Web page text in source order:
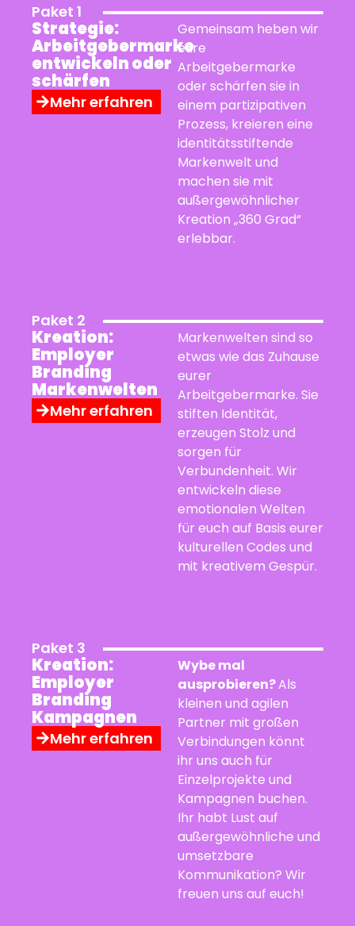
Paket 1
Strategie:
Arbeitgebermarke
entwickeln oder
schärfen
Mehr erfahren
Gemeinsam heben wir
eure
Arbeitgebermarke
oder schärfen sie in
einem partizipativen
Prozess, kreieren eine
identitätsstiftende
Markenwelt und
machen sie mit
außergewöhnlicher
Kreation „360 Grad“
erlebbar.
Paket 2
Kreation:
Employer
Branding
Markenwelten
Mehr erfahren
Markenwelten sind so
etwas wie das Zuhause
eurer
Arbeitgebermarke. Sie
stiften Identität,
erzeugen Stolz und
sorgen für
Verbundenheit. Wir
entwickeln diese
emotionalen Welten
für euch auf Basis eurer
kulturellen Codes und
mit kreativem Gespür.
Paket 3
Kreation:
Employer
Branding
Kampagnen
Mehr erfahren
Wybe mal
ausprobieren?Als
kleinen und agilen
Partner mit großen
Verbindungen könnt
ihr uns auch für
Einzelprojekte und
Kampagnen buchen.
Ihr habt Lust auf
außergewöhnliche und
umsetzbare
Kommunikation? Wir
freuen uns auf euch!